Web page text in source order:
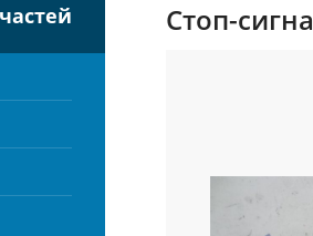
Стоп-